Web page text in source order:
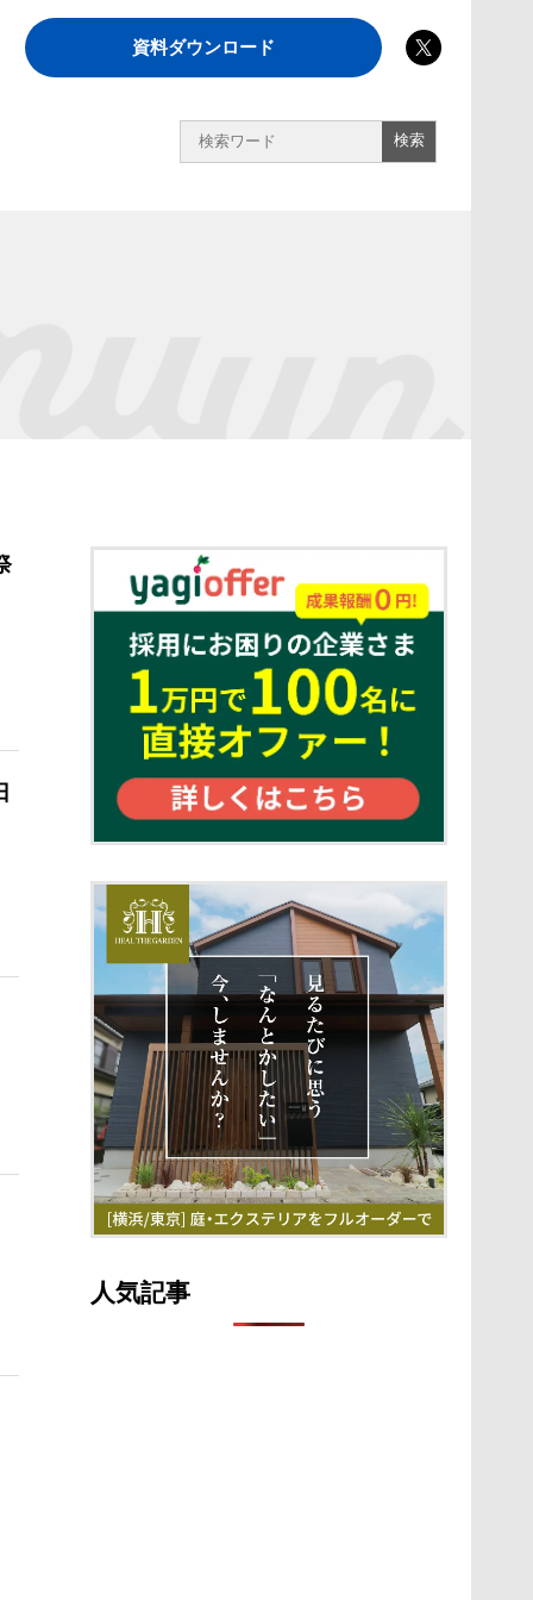
資料ダウンロード
詳細ページへ
詳細ページへ
詳細ページへ
人気記事